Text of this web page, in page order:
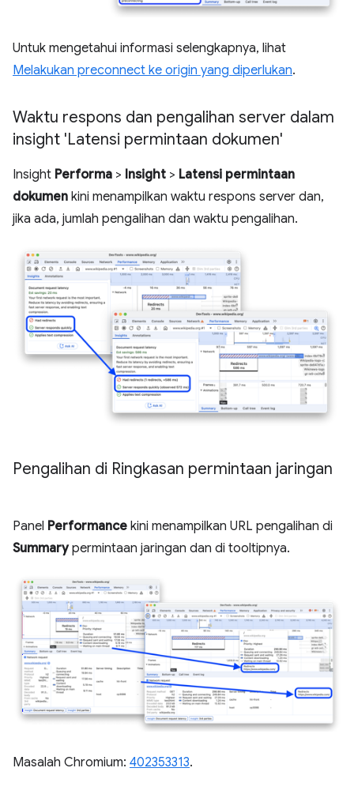
Untuk mengetahui informasi selengkapnya, lihat
Melakukan preconnect ke origin yang diperlukan.
Waktu respons dan pengalihan server dalam
insight 'Latensi permintaan dokumen'
Insight Performa > Insight > Latensi permintaan
dokumen kini menampilkan waktu respons server dan,
jika ada, jumlah pengalihan dan waktu pengalihan.
Pengalihan di Ringkasan permintaan jaringan
Panel Performance kini menampilkan URL pengalihan di
Summarypermintaan jaringan dan di tooltipnya.
Masalah Chromium: 402353313.